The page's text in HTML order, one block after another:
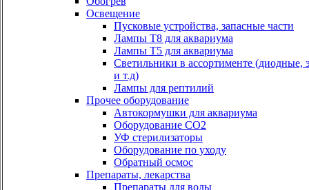
Освещение
Пусковые устройства, запасные части
Лампы Т8 для аквариума
Лампы Т5 для аквариума
Светильники в ассортименте (диодные,
и т.д)
Лампы для рептилий
Прочее оборудование
Автокормушки для аквариума
Оборудование СО2
УФ стерилизаторы
Оборудование по уходу
Обратный осмос
Препараты, лекарства
Препараты для воды